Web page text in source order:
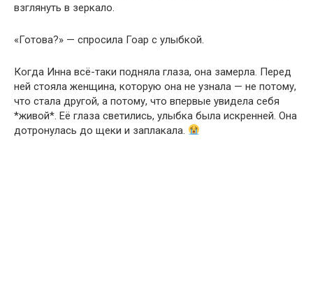
взглянуть в зеркало.
«Готова?» — спросила Гоар с улыбкой.
Когда Инна всё-таки подняла глаза, она замерла. Перед
ней стояла женщина, которую она не узнала — не потому,
что стала другой, а потому, что впервые увидела себя
*живой*. Её глаза светились, улыбка была искренней. Она
дотронулась до щеки и заплакала.